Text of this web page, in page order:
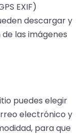
EXIF)
descargar y
las imágenes
puedes elegir
electrónico y
para que